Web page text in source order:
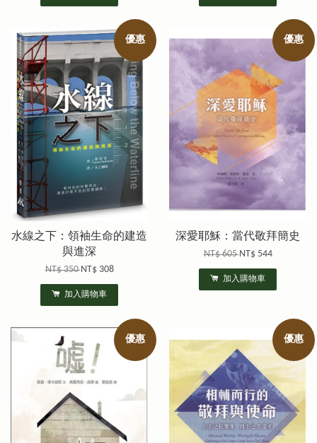
優惠
水線之下：領袖生命的建造
與進深
NT$ 350NT$ 308
加入購物車
優惠
深愛耶穌：當代敬拜簡史
NT$ 605NT$ 544
加入購物車
優惠 優惠